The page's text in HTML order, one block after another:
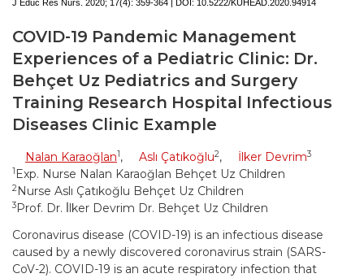
J Educ Res Nurs. 2020; 17(4): 359-364 | DOI: 10.5222/KUHEAD.2020.94914
COVID-19 Pandemic Management
Experiences of a Pediatric Clinic: Dr.
Behçet Uz Pediatrics and Surgery
Training Research Hospital Infectious
Diseases Clinic Example
Nalan Karaoğlan1, Aslı Çatıkoğlu2, İlker Devrim3
1 Exp. Nurse Nalan Karaoğlan Behçet Uz Children
2Nurse Aslı Çatıkoğlu Behçet Uz Children
3Prof. Dr. İ̇lker Devrim Dr. Behçet Uz Children
Coronavirus disease (COVID-19) is an infectious disease
caused by a newly discovered coronavirus strain (SARS-
CoV-2). COVID-19 is an acute respiratory infection that